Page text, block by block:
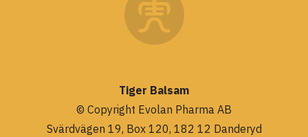
Tiger Balsam
© Copyright Evolan Pharma AB
Svärdvägen 19, Box 120, 182 12 Danderyd